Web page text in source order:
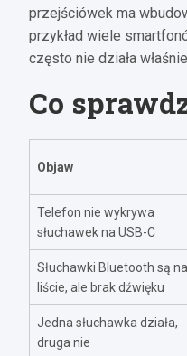
przejściówek ma
przykład wiele
często nie działa
Co
Objaw
Telefon nie wykrywa
słuchawek na USB-C
Słuchawki Bluetooth są na
liście, ale brak dźwięku
Jedna słuchawka działa,
druga nie